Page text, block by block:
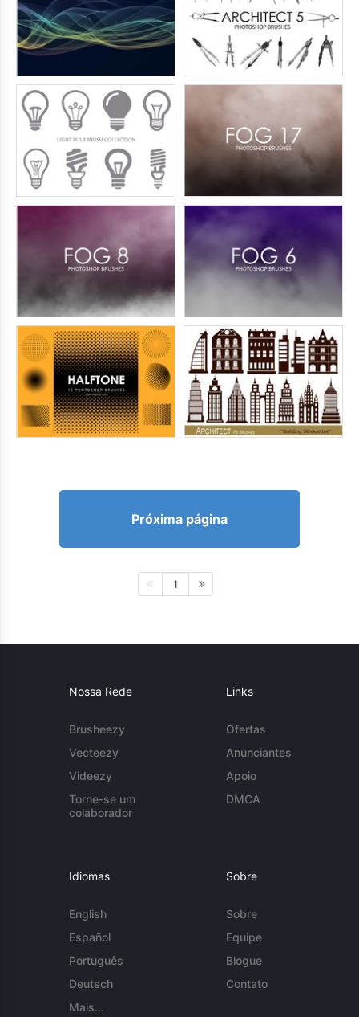
Próxima página
1
Nossa Rede
Brusheezy
Vecteezy
Videezy
Torne-se um
colaborador
Links
Ofertas
Anunciantes
Apoio
DMCA
Idiomas
English
Español
Português
Deutsch
Mais...
Sobre
Sobre
Equipe
Blogue
Contato